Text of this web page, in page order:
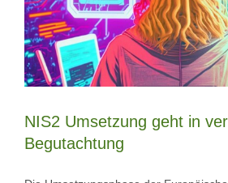
NIS2 Umsetzung geht in
Begutachtung